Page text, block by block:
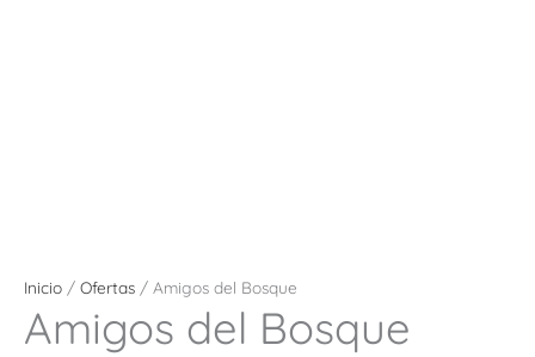
Inicio / Ofertas / Amigos del Bosque
Amigos del Bosque